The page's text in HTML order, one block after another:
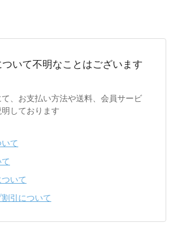
ついて不明なことはございます
、お支払い方法や送料、会員サービ
しております
て
いて
引について